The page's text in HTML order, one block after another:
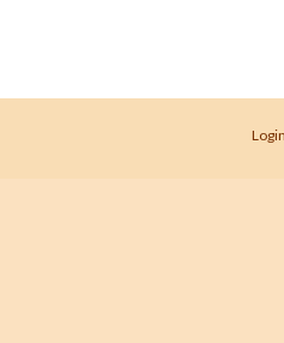
Login